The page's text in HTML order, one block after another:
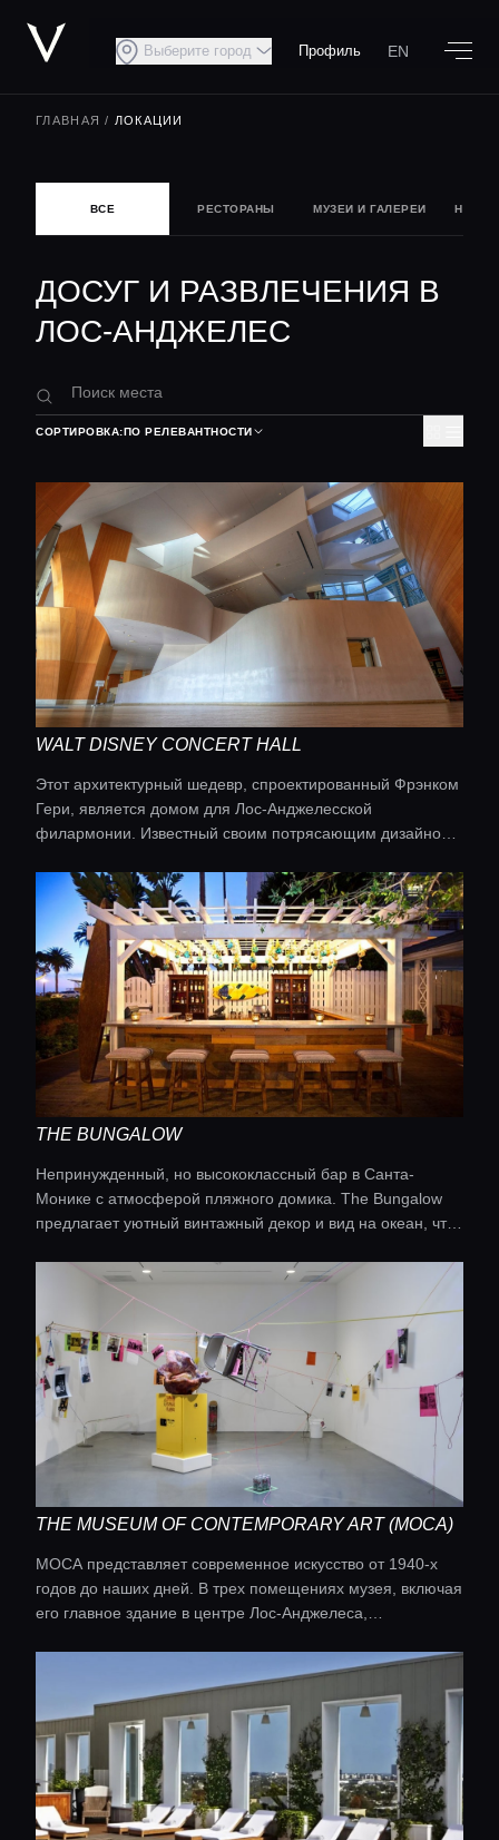
Выберите город Профиль EN
ГЛАВНАЯ / ЛОКАЦИИ
ВСЕ РЕСТОРАНЫ МУЗЕИ И ГАЛЕРЕИ
ДОСУГ И РАЗВЛЕЧЕНИЯ В
ЛОС-АНДЖЕЛЕС
СОРТИРОВКА:ПО РЕЛЕВАНТНОСТИ
WALT DISNEY CONCERT HALL
Этот архитектурный шедевр, спроектированный Фрэнком
Гери, является домом для Лос-Анджелесской
филармонии. Известный своим потрясающим дизайном
симфонии, оперы и музыкальные спектакли мирового
уровня.
THE BUNGALOW
Непринужденный, но высококлассный бар в Санта-
Монике с атмосферой пляжного домика. The Bungalow
предлагает уютный винтажный декор и вид на океан, что
вечера с коктейлями в руках.
THE MUSEUM OF CONTEMPORARY ART (MOCA)
MOCA представляет современное искусство от 1940-х
годов до наших дней. В трех помещениях музея, включая
его главное здание в центре Лос-Анджелеса,